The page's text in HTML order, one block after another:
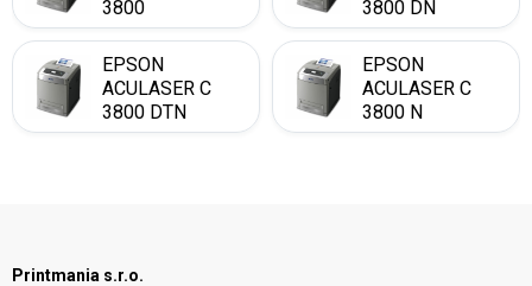
3800
3800 DN
EPSON
ACULASER C
3800 DTN
EPSON
ACULASER C
3800 N
Printmania s.r.o.